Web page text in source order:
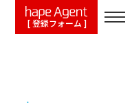
[ 登録フォーム ]